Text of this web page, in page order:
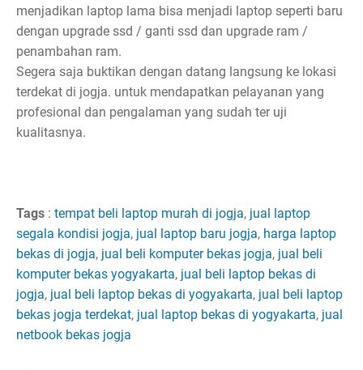
menjadikan laptop lama bisa menjadi laptop seperti baru
dengan upgrade ssd / ganti ssd dan upgrade ram /
penambahan ram.
Segera saja buktikan dengan datang langsung ke lokasi
terdekat di jogja. untuk mendapatkan pelayanan yang
profesional dan pengalaman yang sudah ter uji
kualitasnya.
Tags : tempat beli laptop murah di jogja, jual laptop
segala kondisi jogja, jual laptop baru jogja, harga laptop
bekas di jogja, jual beli komputer bekas jogja, jual beli
komputer bekas yogyakarta, jual beli laptop bekas di
jogja, jual beli laptop bekas di yogyakarta, jual beli laptop
bekas jogja terdekat, jual laptop bekas di yogyakarta, jual
netbook bekas jogja